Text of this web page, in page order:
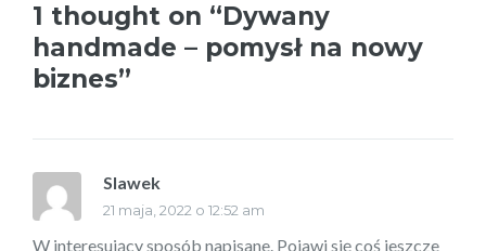
1 thought on “Dywany
handmade – pomysł na nowy
biznes”
Slawek
21 maja, 2022 o 12:52 am
W interesujący sposób napisane. Pojawi się coś jeszcze